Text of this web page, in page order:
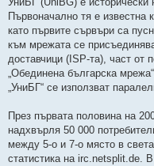
о
ч
т
е
о
м
н
е
Първоначално тя е известна
като първите сървъри са
към мрежата се
доставчици (ISP-та), част от
„Обединена българска
„УниБГ“ се използват
През първата половина на
надхвърля 50 000
между 5-о и 7-о място в
статистика на irc.netsplit.de.